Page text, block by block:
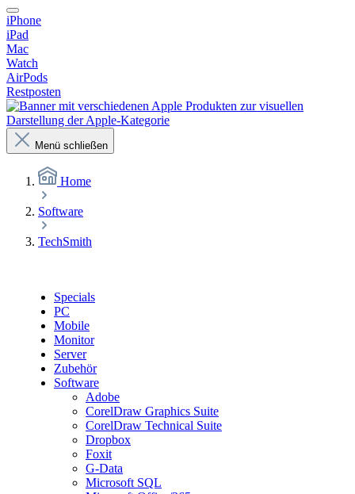
iPhone
iPad
Mac
Watch
AirPods
Restposten
Menü schließen
Home
Software
TechSmith
Specials
PC
Mobile
Monitor
Server
Zubehör
Software
Adobe
CorelDraw Graphics Suite
CorelDraw Technical Suite
Dropbox
Foxit
G-Data
Microsoft SQL